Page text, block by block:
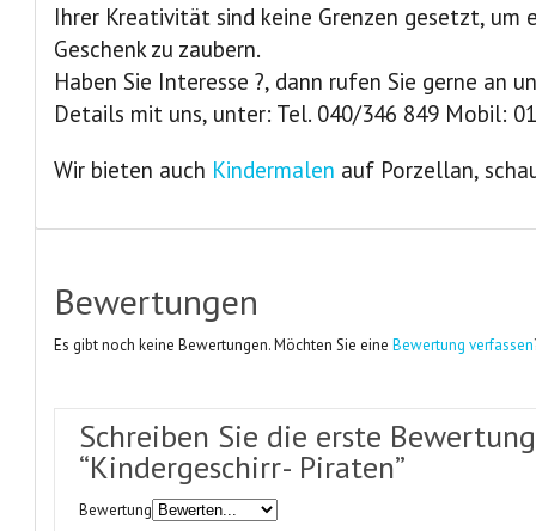
Ihrer Kreativität sind keine Grenzen gesetzt, um
Geschenk zu zaubern.
Haben Sie Interesse ?, dann rufen Sie gerne an
Details mit uns, unter: Tel. 040/346 849 Mobil:
Wir bieten auch Kindermalen auf Porzellan,
Bewertungen
Es gibt noch keine Bewertungen. Möchten Sie eineBewertung verfassen
Schreiben Sie die erste Bewertung
“Kindergeschirr- Piraten”
Bewertung